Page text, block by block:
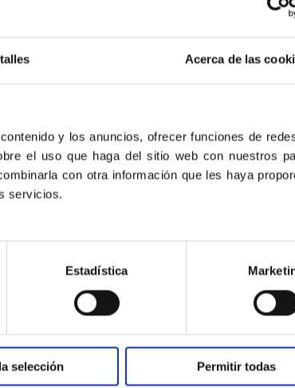
Acerca de las
y los anuncios, ofrecer funciones de
el uso que haga del sitio web con nuestros
con otra información que les haya
servicios.
Estadística
selección Permitir todas
ESO 5
22